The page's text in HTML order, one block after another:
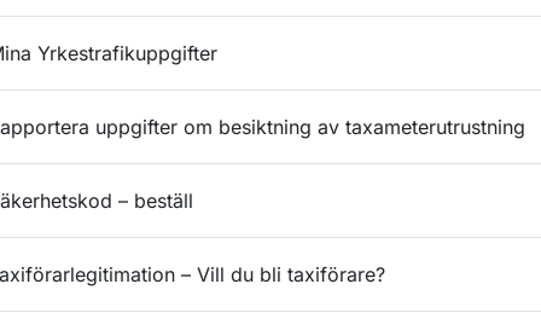
Yrkestrafikuppgifter
uppgifter om besiktning av taxameterutrustning
– beställ
– Vill du bli taxiförare?